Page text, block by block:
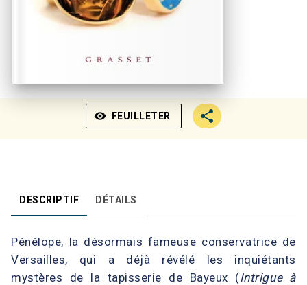
visibility FEUILLETER
DESCRIPTIF DÉTAILS
Pénélope, la désormais fameuse conservatrice de
Versailles, qui a déjà révélé les inquiétants
mystères de la tapisserie de Bayeux (Intrigue à